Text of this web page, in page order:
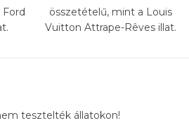
összetételű, mint a Louis
Vuitton Attrape-Rêves illat.
tesztelték állatokon!